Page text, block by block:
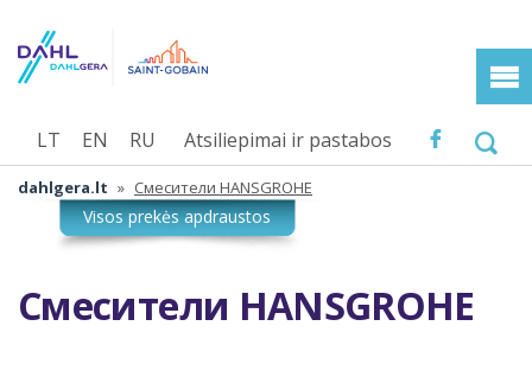
Atsiliepimai ir pastabos
LT EN RU
dahlgera.lt » Смесители HANSGROHE
Смесители HANSGROHE